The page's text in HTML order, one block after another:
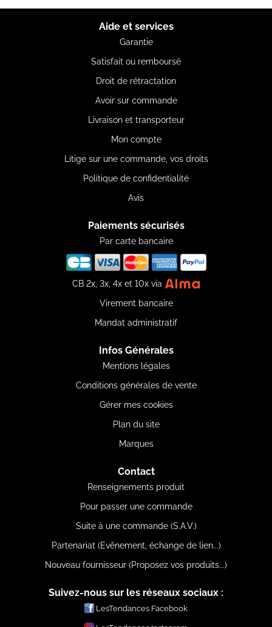
Aide et services
Garantie
Satisfait ou remboursé
Droit de rétractation
Avoir sur commande
Livraison et transporteur
Mon compte
Litige sur une commande, vos droits
Politique de confidentialité
Avis
Paiements sécurisés
Par carte bancaire
CB 2x, 3x, 4x et 10x via
Virement bancaire
Mandat administratif
Infos Générales
Mentions légales
Conditions générales de vente
Gérer mes cookies
Plan du site
Marques
Contact
Renseignements produit
Pour passer une commande
Suite à une commande (S.A.V.)
Partenariat (Evênement, échange de lien...)
Nouveau fournisseur (Proposez vos produits...)
Suivez-nous sur les réseaux sociaux :
LesTendances Facebook